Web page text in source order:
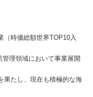
（時価総額世界TOP10入
理領域において事業展開
果たし、現在も積極的な海